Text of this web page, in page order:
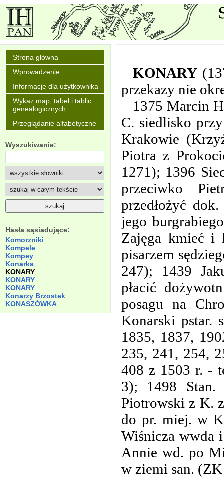
Strona główna
Wprowadzenie
Informacje dla użytkownika
Wykaz map, tabel i tablic
genealogicznych
Przeglądanie alfabetyczne
Wyszukiwanie:
Hasła sąsiadujące:
Komorzniki
Kompele
Kompey
Konarka
KONARY
KONARY
KONARY
Konarzy Brzostek
KONASZÓWKA
KONARY
przekazy nie
1375 Marcin
C. siedlisko
Krakowie
Piotra z
1271); 1396
przeciwko
przedłożyć
jego
Zajęga kmieć i
pisarzem
247); 1439
płacić
posagu na
Konarski pstar.
1835, 1837,
235, 241, 254,
408 z 1503 r. -
3); 1498
Piotrowski z K.
do pr. miej. w
Wiśnicza wwda
Annie wd. po
w ziemi san.